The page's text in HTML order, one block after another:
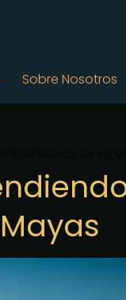
Sobre Nosotros